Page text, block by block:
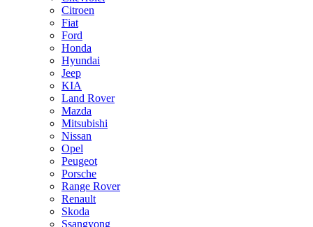
Citroen
Fiat
Ford
Honda
Hyundai
Jeep
KIA
Land Rover
Mazda
Mitsubishi
Nissan
Opel
Peugeot
Porsche
Range Rover
Renault
Skoda
Ssangyong